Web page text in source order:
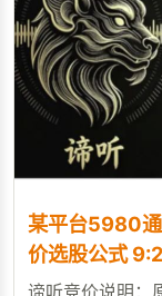
某平台5980
价选股公式
谛听竞价说明：